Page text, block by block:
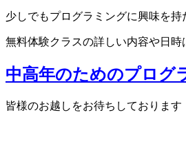
少しでもプログラミングに興味を
無料体験クラスの詳しい内容や日時
中高年のためのプロ
皆様のお越しをお待ちしております